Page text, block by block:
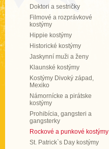
Doktori a sestričky
Filmové a rozprávkové
kostýmy
Hippie kostýmy
Historické kostýmy
Jaskynní muži a ženy
Klaunské kostýmy
Kostýmy Divoký západ,
Mexiko
Námornícke a pirátske
kostýmy
Prohibícia, gangsteri a
gangsterky
Rockové a punkové kostýmy
St. Patrick`s Day kostýmy